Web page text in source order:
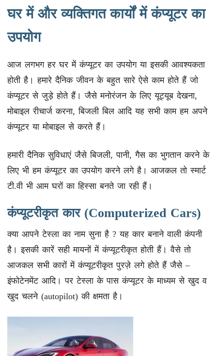
घर में और व्यक्तिगत कार्यों में कंप्यूटर का
उपयोग
आज लगभग हर घर में कंप्यूटर का उपयोग या इसकी आवश्यकता
होती है। हमारे दैनिक जीवन के बहुत सारे ऐसे काम होते हैं जो
कंप्यूटर से जुड़े होते हैं। जैसे मनोरंजन के लिए यूट्यूब देखना,
मोबाइल रीचार्ज करना, बिजली बिल आदि यह सभी काम हम अपने
कंप्यूटर या मोबाइल से करते हैं।
हमारी दैनिक सुविधाएं जैसे बिजली, पानी, गैस का भुगतान करने के
लिए भी हम कंप्यूटर का उपयोग करने लगे है। आजकल तो स्मार्ट
टी.वी भी आम घरों का हिस्सा बनते जा रही हैं।
कंप्यूटरीकृत कार (Computerized Cars)
क्या आपने टेस्ला का नाम सुना है ? यह कार बनाने वाली कंपनी
है। इसकी कारें सही मायनों में कंप्यूटरीकृत होती हैं। वैसे तो
आजकल सभी कारों में कंप्यूटरीकृत पुरज़े लगे होते हैं जैसे –
इंफोटेनमेंट आदि। पर टेस्ला के पास कंप्यूटर के माध्यम से खुद व
खुद चलने (autopilot) की क्षमता है।